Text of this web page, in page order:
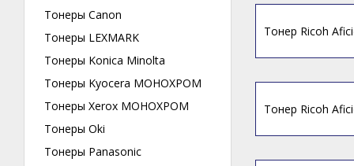
Тонеры Canon
Тонеры LEXMARK
Тонеры Konica Minolta
Тонеры Kyocera МОНОХРОМ
Тонеры Xerox МОНОХРОМ
Тонеры Oki
Тонеры Panasonic
Тонер Ricoh
Тонер Ricoh